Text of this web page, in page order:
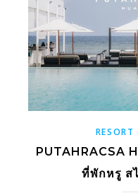
PUTAHRACSA
ที่พักหรู ส